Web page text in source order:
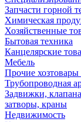
Запчасти горной
Химическая
Хозяйственные
Бытовая техника
Канцелярские
Мебель
Прочие
Трубопроводная
Задвижки,
затворы, краны
Недвижимость